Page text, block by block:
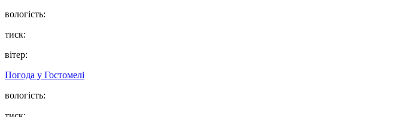
вологість:
тиск:
вітер:
Погода у Гостомелі
вологість: